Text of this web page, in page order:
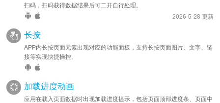
扫码，扫码获得数据结果后可二开自行处理。
2026-5-28 更新
长按
APP内长按页面元素出现对应的功能面板，支持长按页面图片、文字、链
接等实现快捷操控。
加载进度动画
应用在载入页面数据时出现加载进度提示，包括页面顶部进度条、页面中